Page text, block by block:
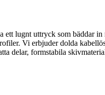
lugnt uttryck som bäddar
Vi erbjuder dolda
delar, formstabila